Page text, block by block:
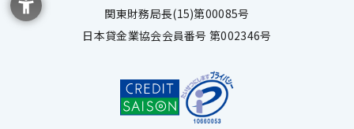
関東財務局長(15)第00085号
日本貸金業協会会員番号 第002346号